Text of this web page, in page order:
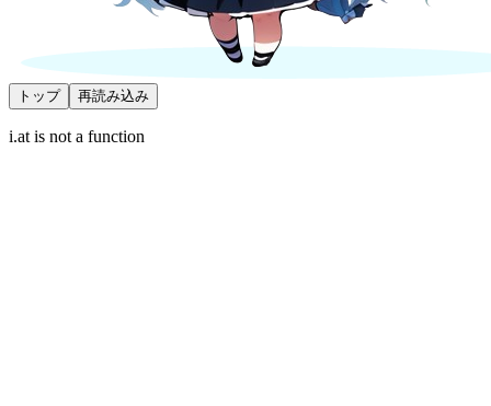
トップ 再読み込み
i.at is not a function